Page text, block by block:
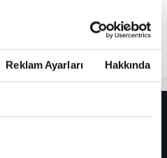
Reklam Ayarları Hakkında
Devre arasında gelmişti